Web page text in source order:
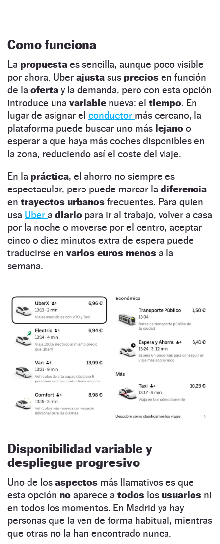
Como funciona
La propuesta es sencilla, aunque poco visible
por ahora. Uber ajusta sus precios en función
de la oferta y la demanda, pero con esta opción
introduce una variable nueva: el tiempo. En
lugar de asignar el conductor más cercano, la
plataforma puede buscar uno más lejano o
esperar a que haya más coches disponibles en
la zona, reduciendo así el coste del viaje.
En la práctica, el ahorro no siempre es
espectacular, pero puede marcar la diferencia
en trayectos urbanos frecuentes. Para quien
usa Uber a diario para ir al trabajo, volver a casa
por la noche o moverse por el centro, aceptar
cinco o diez minutos extra de espera puede
traducirse en varios euros menos a la
semana.
Disponibilidad variable y
despliegue progresivo
Uno de los aspectos más llamativos es que
esta opción no aparece a todos los usuarios ni
en todos los momentos. En Madrid ya hay
personas que la ven de forma habitual, mientras
que otras no la han encontrado nunca.